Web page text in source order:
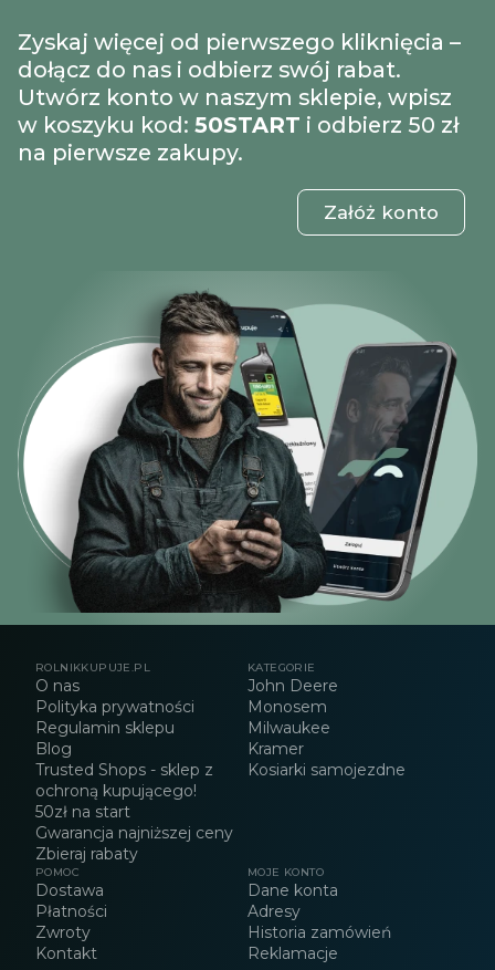
Zyskaj więcej od pierwszego kliknięcia –
dołącz do nas i odbierz swój rabat.
Utwórz konto w naszym sklepie, wpisz
w koszyku kod: 50START i odbierz 50 zł
na pierwsze zakupy.
Załóż konto
ROLNIKKUPUJE.PL
O nas
Polityka prywatności
Regulamin sklepu
Blog
Trusted Shops - sklep z
ochroną kupującego!
50zł na start
Gwarancja najniższej ceny
Zbieraj rabaty
KATEGORIE
John Deere
Monosem
Milwaukee
Kramer
Kosiarki samojezdne
POMOC
Dostawa
Płatności
Zwroty
Kontakt
MOJE KONTO
Dane konta
Adresy
Historia zamówień
Reklamacje